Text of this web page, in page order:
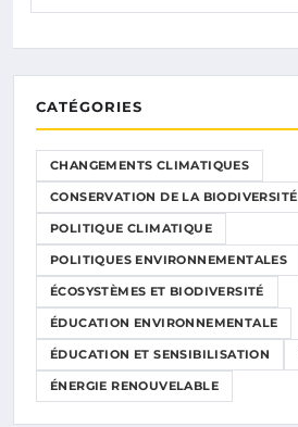
CATÉGORIES
CHANGEMENTS CLIMATIQUES
CONSERVATION DE LA BIODIVERSITÉ
POLITIQUE CLIMATIQUE
POLITIQUES ENVIRONNEMENTALES
ÉCOSYSTÈMES ET BIODIVERSITÉ
ÉDUCATION ENVIRONNEMENTALE
ÉDUCATION ET SENSIBILISATION
ÉNERGIE RENOUVELABLE